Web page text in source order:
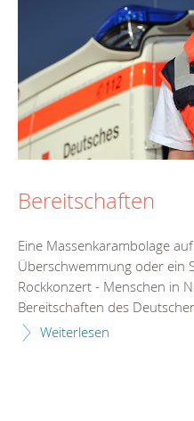
Bereitschaften
Eine Massenkarambolage
Überschwemmung oder ein
Rockkonzert - Menschen in
Bereitschaften des
Weiterlesen